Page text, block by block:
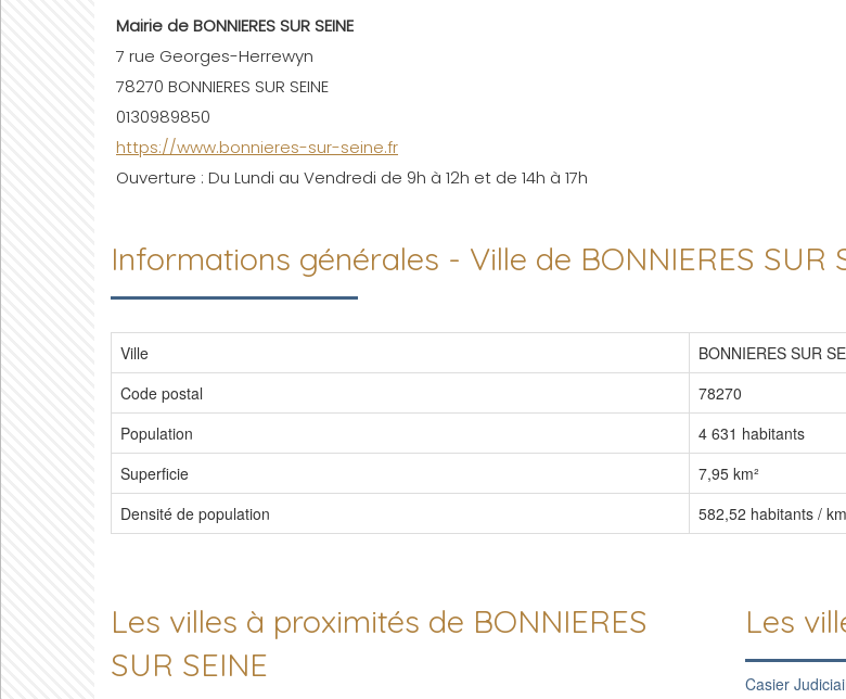
Mairie de BONNIERES SUR SEINE
7 rue Georges-Herrewyn
78270 BONNIERES SUR SEINE
0130989850
https://www.bonnieres-sur-seine.fr
Ouverture : Du Lundi au Vendredi de 9h à 12h et de 14h à 17h
Informations générales - Ville de BONNIERES SUR
Ville
BONNIERES SUR
Code postal
78270
Population
4 631 habitants
Superficie
7,95 km²
Densité de population
582,52 habitants /
Les villes à proximités de BONNIERES
SUR SEINE
Les
Casier